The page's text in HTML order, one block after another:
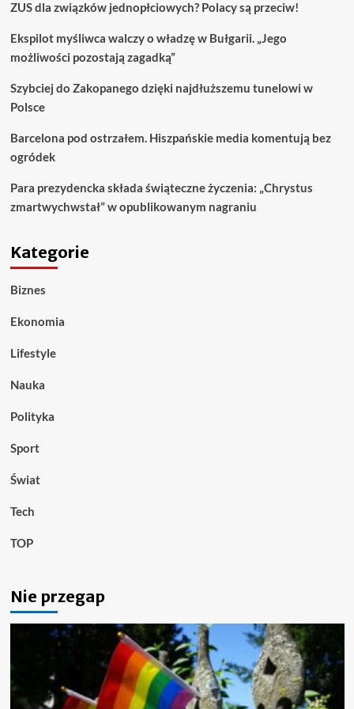
ZUS dla związków jednopłciowych? Polacy są przeciw!
Ekspilot myśliwca walczy o władzę w Bułgarii. „Jego
możliwości pozostają zagadką”
Szybciej do Zakopanego dzięki najdłuższemu tunelowi w
Polsce
Barcelona pod ostrzałem. Hiszpańskie media komentują bez
ogródek
Para prezydencka składa świąteczne życzenia: „Chrystus
zmartwychwstał” w opublikowanym nagraniu
Kategorie
Biznes
Ekonomia
Lifestyle
Nauka
Polityka
Sport
Świat
Tech
TOP
Nie przegap